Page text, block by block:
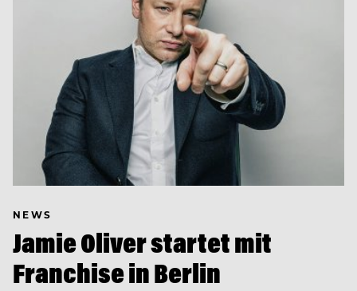
NEWS
Jamie Oliver startet mit
Franchise in Berlin